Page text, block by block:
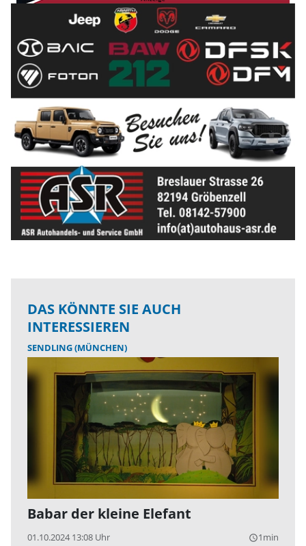
DAS KÖNNTE SIE AUCH
INTERESSIEREN
SENDLING (MÜNCHEN)
Babar der kleine Elefant
01.10.2024 13:08 Uhr query_builder1min